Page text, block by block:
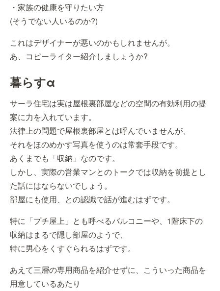
・家族の健康を守りたい方
(そうでない人いるのか?)
これはデザイナーが悪いのかもしれませんが。
あ、コピーライター紹介しましょうか?
暮らすα
サーラ住宅は実は屋根裏部屋などの空間の有効利用の提
案に力を入れています。
法律上の問題で屋根裏部屋とは呼んでいませんが、
それをほのめかす写真を使うのは常套手段です。
あくまでも「収納」なのです。
しかし、実際の営業マンとのトークでは収納を前提とし
た話にはならないでしょう。
部屋にも使用、との認識で話が進むはずです。
特に「プチ屋上」とも呼べるバルコニーや、1階床下の
収納はまるで隠し部屋のようで、
特に男心をくすぐられるはずです。
あえて三層の専用商品を紹介せずに、こういった商品を
用意しているあたり